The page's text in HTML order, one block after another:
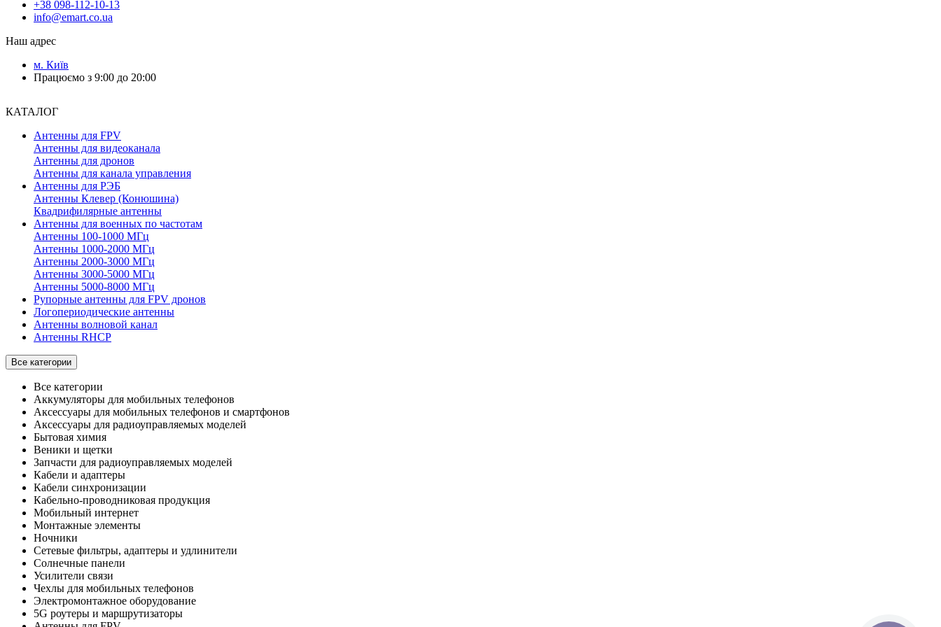
+38 098-112-10-13
info@emart.co.ua
Наш адрес
м. Київ
Працюємо з 9:00 до 20:00
КАТАЛОГ
Антенны для FPV
Антенны для видеоканала
Антенны для дронов
Антенны для канала управления
Антенны для РЭБ
Антенны Клевер (Конюшина)
Квадрифилярные антенны
Антенны для военных по частотам
Антенны 100-1000 МГц
Антенны 1000-2000 МГц
Антенны 2000-3000 МГц
Антенны 3000-5000 МГц
Антенны 5000-8000 МГц
Рупорные антенны для FPV дронов
Логопериодические антенны
Антенны волновой канал
Антенны RHCP
Все категории
Все категории
Аккумуляторы для мобильных телефонов
Аксессуары для мобильных телефонов и смартфонов
Аксессуары для радиоуправляемых моделей
Бытовая химия
Веники и щетки
Запчасти для радиоуправляемых моделей
Кабели и адаптеры
Кабели синхронизации
Кабельно-проводниковая продукция
Мобильный интернет
Монтажные элементы
Ночники
Сетевые фильтры, адаптеры и удлинители
Солнечные панели
Усилители связи
Чехлы для мобильных телефонов
Электромонтажное оборудование
5G роутеры и маршрутизаторы